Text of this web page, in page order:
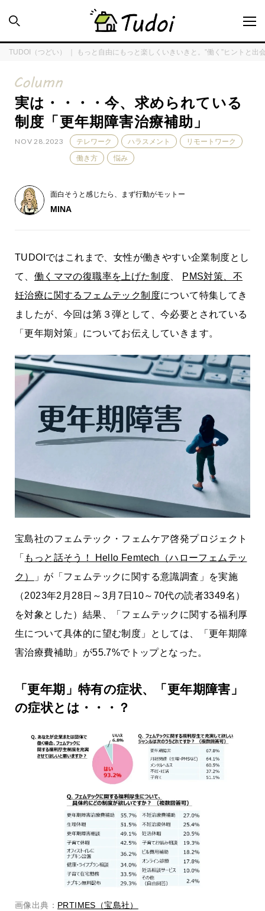
INTERVIEW
ENQUÊTE
TUDOI（つどい） ｜ もっと自由にもっと楽しくいきいきと。”働く”ヒントと出
実は・・・・今、求められている
制度「更年期障害治療補助」
NOV 28.2023 テレワーク ハラスメント
リモートワーク
働き方
悩み
面白そうと感じたら、まず行動がモットー
MINA
TUDOIではこれまで、女性が働きやすい企業制度とし
て、 働くママの復職率を上げた制度
PMS対策、不
妊治療に関するフェムテック制度について特集してき
ましたが、今回は第３弾として、今必要とされている
「更年期対策」についてお伝えしていきます。
宝島社のフェムテック・フェムケア啓発プロジェクト
「 もっと話そう！ Hello Femtech（ハローフェムテッ
ク）
」が「フェムテックに関する意識調査」を実施
（2023年2月28日～3月7日10～70代の読者3349名）
を対象とした）結果、「フェムテックに関する福利厚
生について具体的に望む制度」としては、「更年期障
害治療費補助」が55.7%でトップとなった。
「更年期」特有の症状、「更年期障害」
の症状とは・・・？
画像出典： PRTIMES（宝島社）